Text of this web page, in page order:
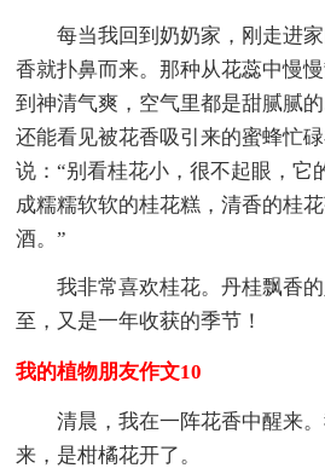
每当我回到奶奶家，刚走进
香就扑鼻而来。那种从花蕊中慢
到神清气爽，空气里都是甜腻腻
还能看见被花香吸引来的蜜蜂忙
说：“别看桂花小，很不起眼，它
成糯糯软软的桂花糕，清香的桂
酒。”
我非常喜欢桂花。丹桂飘香
至，又是一年收获的季节！
我的植物朋友作文10
清晨，我在一阵花香中醒来
来，是柑橘花开了。